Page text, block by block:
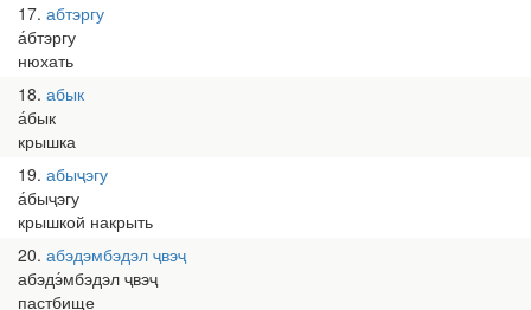
17 абтэргу
а́бтэргу
нюхать
18 абык
а́бык
крышка
19 абыҷэгу
а́быҷэгу
крышкой накрыть
20 абэдэмбэдэл ҷвэҷ
абэдэ́мбэдэл ҷвэҷ
пастбище